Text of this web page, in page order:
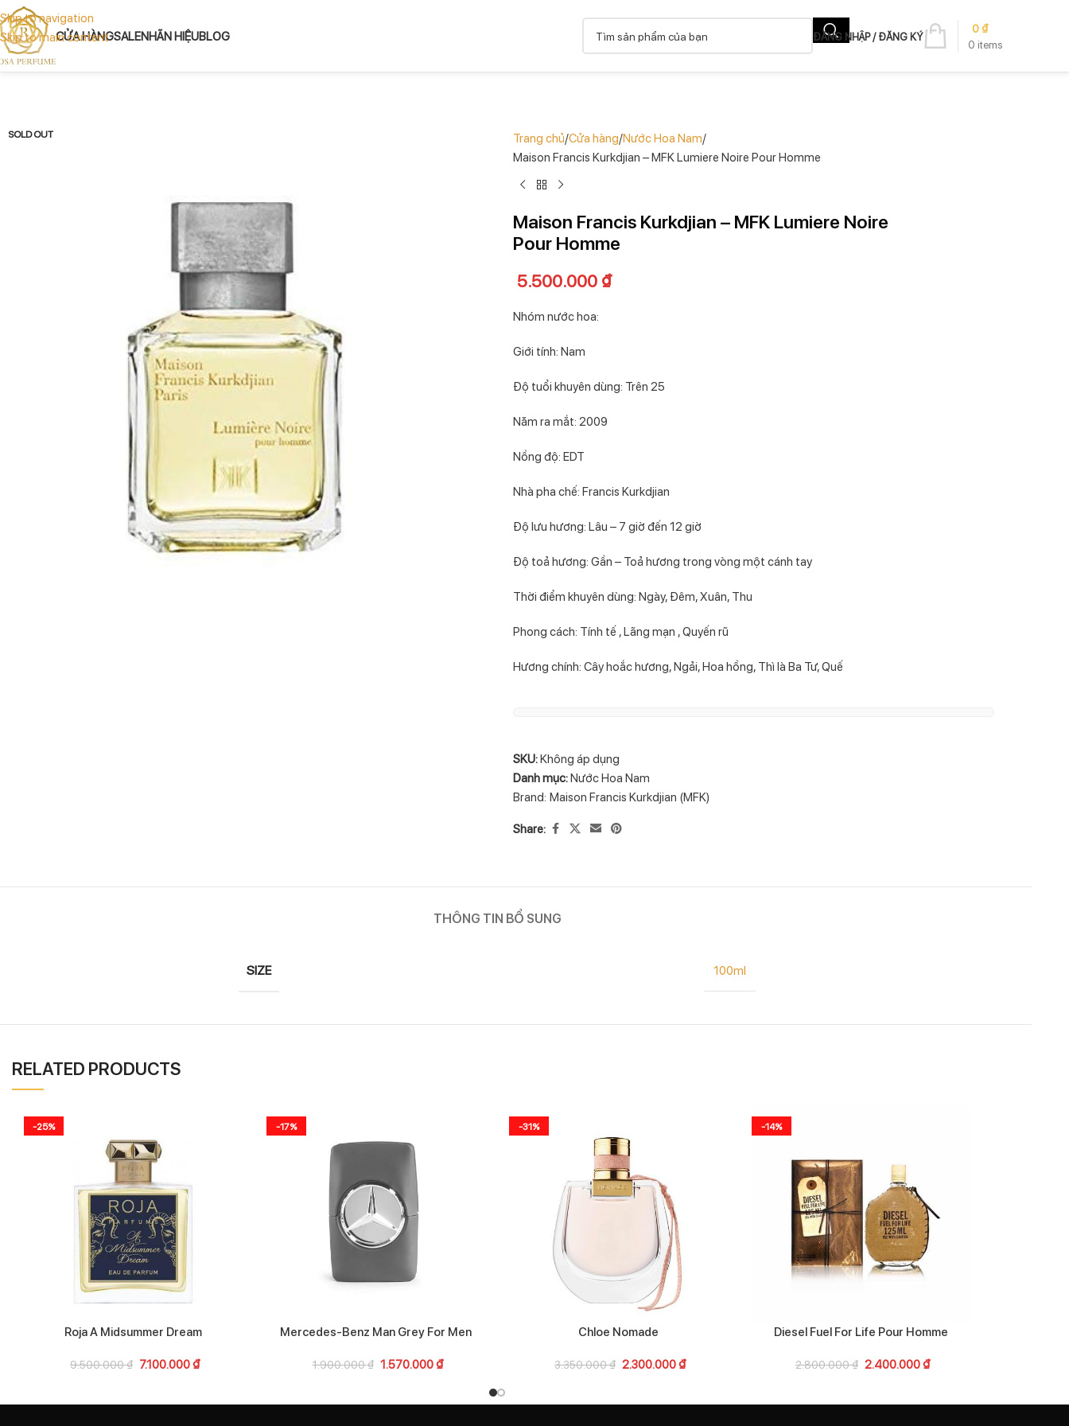
Skip to navigation
Skip to main content
CỬA HÀNGSALENHÃN HIỆUBLOG ĐĂNG NHẬP / ĐĂNG KÝ
0 items
0₫
SOLD OUT Trang chủ Cửa hàng Nước Hoa Nam
Maison Francis Kurkdjian – MFK Lumiere Noire Pour Homme
Maison Francis Kurkdjian – MFK Lumiere Noire
Pour Homme
5.500.000 ₫
Nhóm nước hoa:
Giới tính: Nam
Độ tuổi khuyên dùng: Trên 25
Năm ra mắt: 2009
Nồng độ: EDT
Nhà pha chế: Francis Kurkdjian
Độ lưu hương: Lâu – 7 giờ đến 12 giờ
Độ toả hương: Gần – Toả hương trong vòng một cánh tay
Thời điểm khuyên dùng: Ngày, Đêm, Xuân, Thu
Phong cách: Tính tế , Lãng mạn , Quyến rũ
Hương chính: Cây hoắc hương, Ngải, Hoa hồng, Thì là Ba Tư, Quế
SKU:Không áp dụng
Danh mục:Nước Hoa Nam
Brand: Maison Francis Kurkdjian (MFK)
Share:
THÔNG TIN BỔ SUNG
SIZE 100ml
RELATED PRODUCTS
-25%
Roja A Midsummer Dream
9.500.000₫ 7.100.000₫
-17%
Mercedes-Benz Man Grey For Men
1.900.000₫ 1.570.000₫
-31%
Chloe Nomade
3.350.000₫ 2.300.000₫
-14%
Diesel Fuel For Life Pour Homme
2.800.000₫ 2.400.000₫